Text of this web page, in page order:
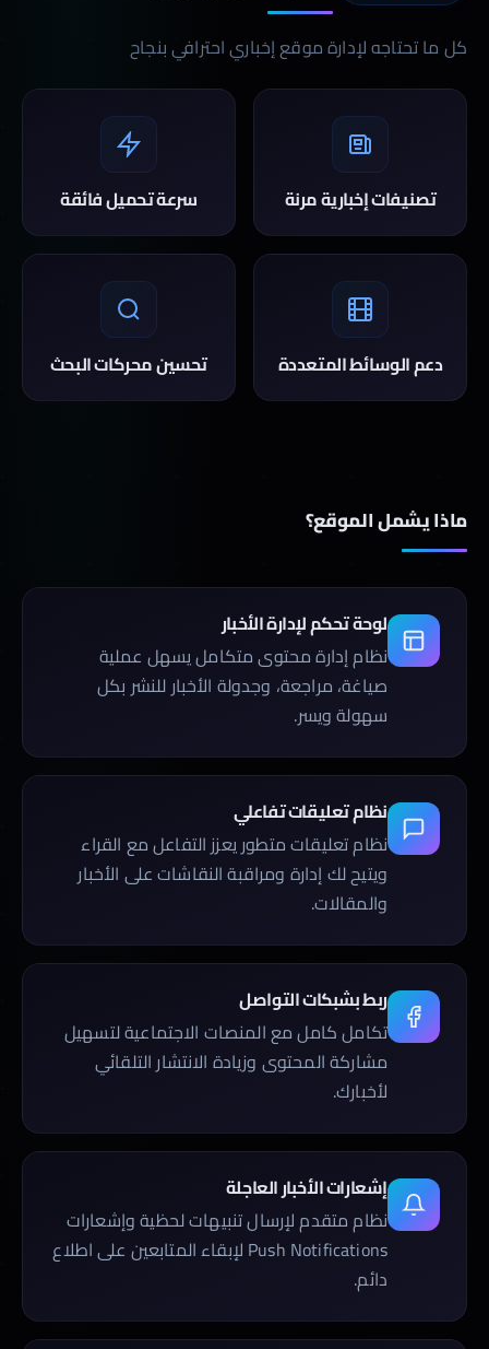
كل ما تحتاجه لإدارة موقع إخباري احترافي بنجاح
تصنيفات إخبارية مرنة سرعة تحميل فائقة
دعم الوسائط المتعددة تحسين محركات البحث
ماذا يشمل الموقع؟
لوحة تحكم لإدارة الأخبار
نظام إدارة محتوى متكامل يسهل عملية
صياغة، مراجعة، وجدولة الأخبار للنشر بكل
سهولة ويسر.
نظام تعليقات تفاعلي
نظام تعليقات متطور يعزز التفاعل مع القراء
ويتيح لك إدارة ومراقبة النقاشات على الأخبار
والمقالات.
ربط بشبكات التواصل
تكامل كامل مع المنصات الاجتماعية لتسهيل
مشاركة المحتوى وزيادة الانتشار التلقائي
لأخبارك.
إشعارات الأخبار العاجلة
نظام متقدم لإرسال تنبيهات لحظية وإشعارات
Push Notifications لإبقاء المتابعين على اطلاع
دائم.